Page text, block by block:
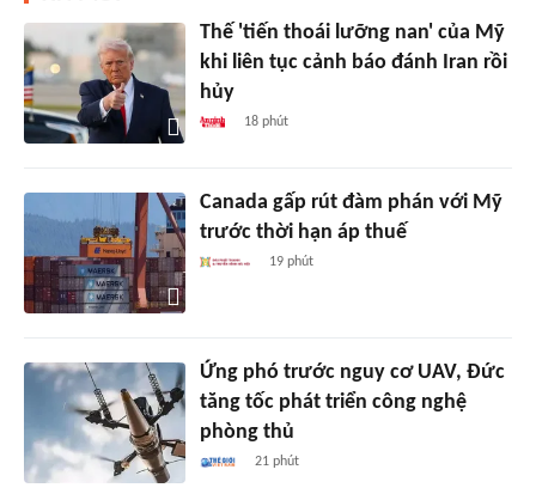
Thế 'tiến thoái lưỡng nan' của Mỹ
khi liên tục cảnh báo đánh Iran rồi
hủy
18 phút
Canada gấp rút đàm phán với Mỹ
trước thời hạn áp thuế
19 phút
Ứng phó trước nguy cơ UAV, Đức
tăng tốc phát triển công nghệ
phòng thủ
21 phút